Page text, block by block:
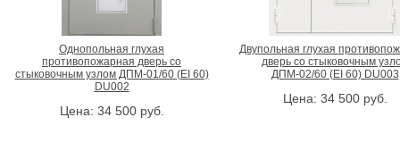
Однопольная глухая
противопожарная дверь со
стыковочным узлом ДПМ-01/60 (EI 60)
DU002
Цена: 34 500руб.
Двупольная глухая
дверь со стыковочным
ДПМ-02/60 (EI 60) DU003
Цена: 34 500руб.